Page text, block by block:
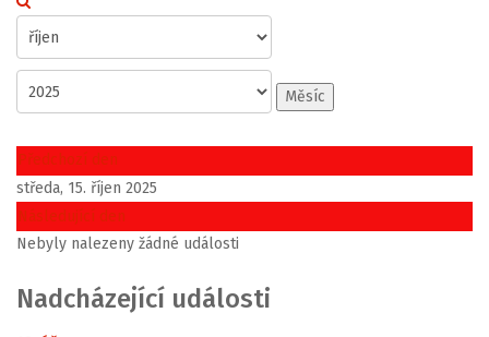
Měsíc
Předchozí den
středa, 15. říjen 2025
Následující den
Nebyly nalezeny žádné události
Nadcházející události